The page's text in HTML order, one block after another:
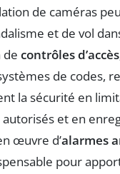
de caméras
et de vol
de contrôles d’accès
de codes,
la sécurité en
et en
œuvre d’alarmes
pour